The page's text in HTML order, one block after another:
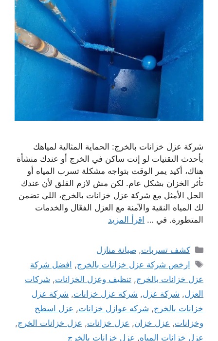
شركة عزل خزانات بالخرج: الحماية المثالية لمياهك
بأحدث التقنيات لو إنت ساكن في الخرج أو عندك منشأة
هناك، أكيد يمر الوقت بتواجه مشكلة تسرب المياه أو
تأثر الخزان بشكل عام. لكن مش لازم القلق لأن عندك
الحل الأمثل مع شركة عزل خزانات بالخرج، اللي تضمن
لك المياه النقية والآمنة مع العزل الفعّال والخدمات
المتطورة. في … اقرأ المزيد
التصنيفات
كشف تسربات,صيانة منازل
الوسوم
ارخص شركة عزل خزانات بالخرج, افضل شركة
عزل خزانات بالخرج, تنظيف وعزل الخزانات, شركات
العزل, شركة عزل, شركة عزل خزانات, شركة عزل
خزانات بالخرج, شركه عوازل خزانات, عزل اسطح
وخزانات, عزل خزان, عزل خزانات, عزل خزانات الخرج,
عزل خزانات المياه, عزل خزانات بالخرج